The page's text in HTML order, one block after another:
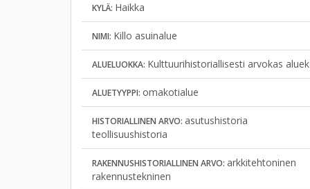
KYLÄ: Haikka
NIMI: Killo asuinalue
ALUELUOKKA: Kulttuurihistoriallisesti arvokas
ALUETYYPPI: omakotialue
HISTORIALLINEN ARVO: asutushistoria
teollisuushistoria
RAKENNUSHISTORIALLINEN ARVO: arkkitehtoninen
rakennustekninen